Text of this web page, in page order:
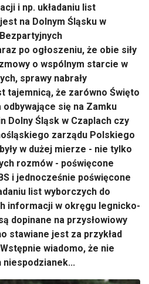
i np. układaniu list
na Dolnym Śląsku w
po ogłoszeniu, że obie siły
o wspólnym starcie w
sprawy nabrały
tajemnicą, że zarówno Święto
się na Zamku
Dolny Śląsk w Czaplach czy
zarządu Polskiego
w dużej mierze - nie tylko
rozmów - poświęcone
i jednocześnie poświęcone
list wyborczych do
informacji w okręgu legnicko-
dopinane na przysłowiowy
stawiane jest za przykład
wiadomo, że nie